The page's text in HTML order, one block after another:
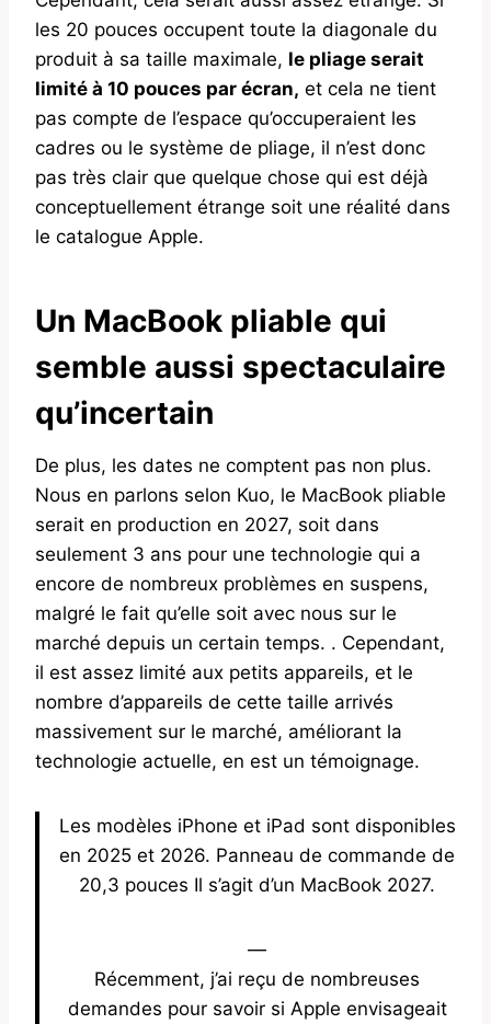
les 20 pouces occupent toute la diagonale du
produit à sa taille maximale, le pliage serait
limité à 10 pouces par écran, et cela ne tient
pas compte de l’espace qu’occuperaient les
cadres ou le système de pliage, il n’est donc
pas très clair que quelque chose qui est déjà
conceptuellement étrange soit une réalité dans
le catalogue Apple.
Un MacBook pliable qui
semble aussi spectaculaire
qu’incertain
De plus, les dates ne comptent pas non plus.
Nous en parlons selon Kuo, le MacBook pliable
serait en production en 2027, soit dans
seulement 3 ans pour une technologie qui a
encore de nombreux problèmes en suspens,
malgré le fait qu’elle soit avec nous sur le
marché depuis un certain temps. . Cependant,
il est assez limité aux petits appareils, et le
nombre d’appareils de cette taille arrivés
massivement sur le marché, améliorant la
technologie actuelle, en est un témoignage.
Les modèles iPhone et iPad sont disponibles
en 2025 et 2026. Panneau de commande de
20,3 pouces Il s’agit d’un MacBook 2027.
—
Récemment, j’ai reçu de nombreuses
demandes pour savoir si Apple envisageait